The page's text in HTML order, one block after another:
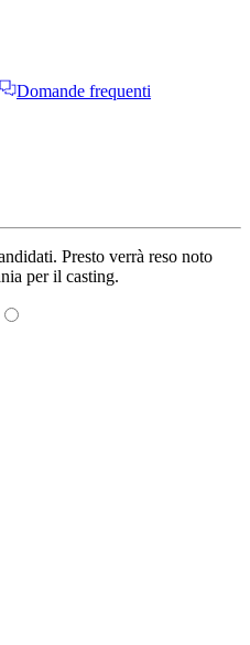
Domande frequenti
Presto verrà reso noto
per il casting.